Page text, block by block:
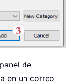
de
en un correo